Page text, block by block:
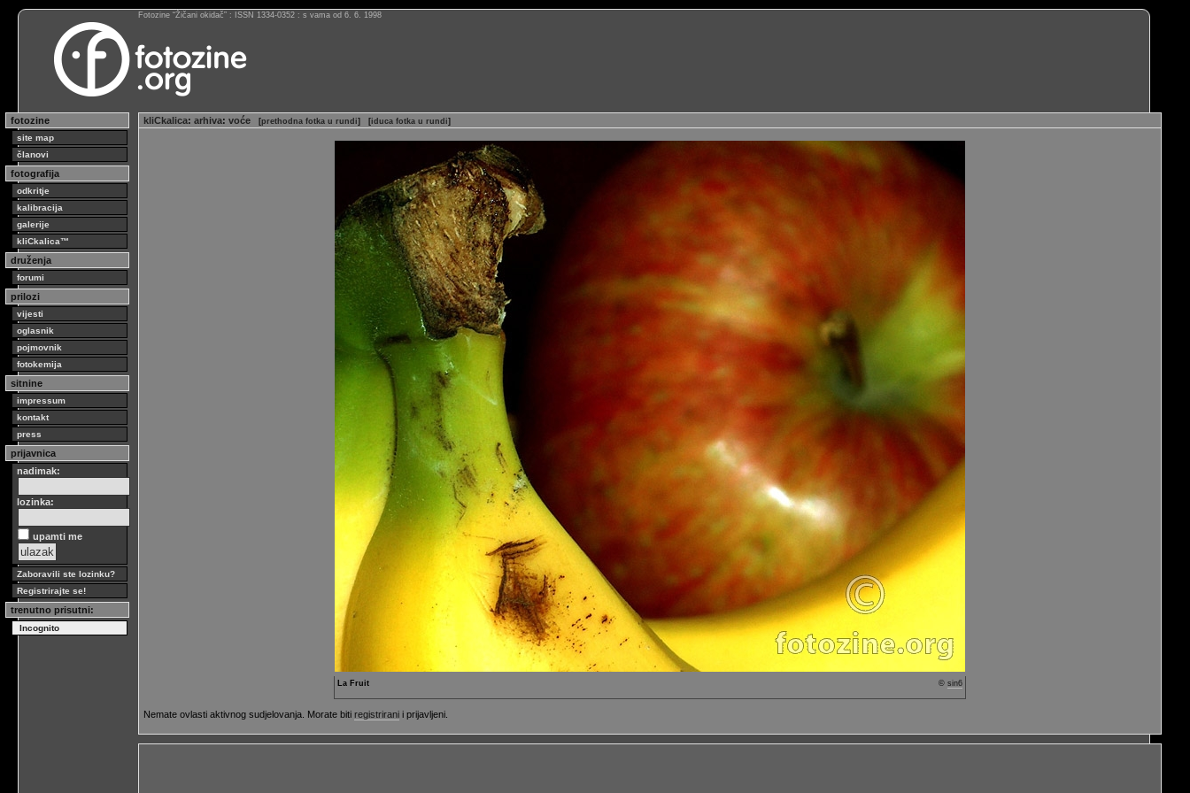
Fotozine “Žičani okidač” : ISSN 1334-0352 : s vama od 6. 6. 1998
fotozine
site map
članovi
fotografija
odkritje
kalibracija
galerije
kliCkalica™
druženja
forumi
prilozi
vijesti
oglasnik
pojmovnik
fotokemija
sitnine
impressum
kontakt
press
prijavnica
nadimak:
lozinka:
upamti me
Zaboravili ste lozinku?
Registrirajte se!
trenutno prisutni:
Incognito
kliCkalica: arhiva: voće [prethodna fotka u rundi] [iduca fotka u rundi]
© sin6
La Fruit
Nemate ovlasti aktivnog sudjelovanja. Morate biti registrirani i prijavljeni.